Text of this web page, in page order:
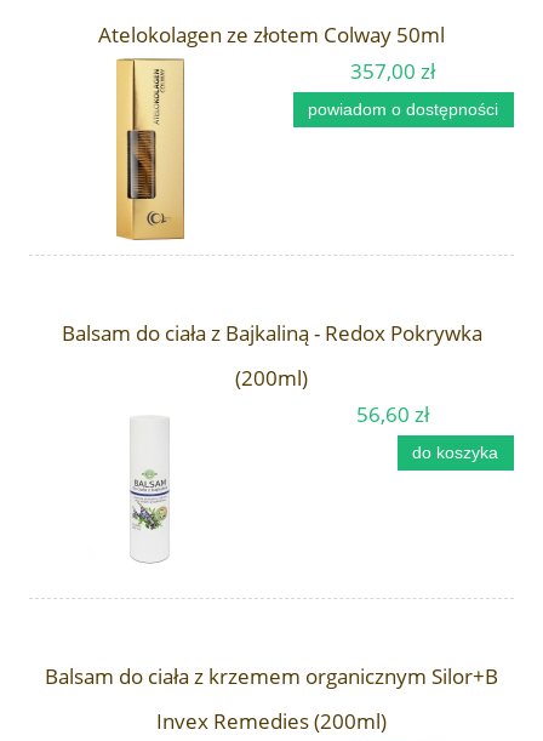
Atelokolagen ze złotem Colway 50ml
357,00 zł
powiadom o dostępności
Balsam do ciała z Bajkaliną - Redox Pokrywka
(200ml)
56,60 zł
do koszyka
Balsam do ciała z krzemem organicznym Silor+B
Invex Remedies (200ml)